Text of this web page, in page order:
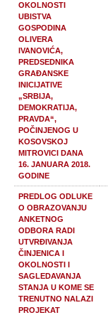
OKOLNOSTI
UBISTVA
GOSPODINA
OLIVERA
IVANOVIĆA,
PREDSEDNIKA
GRAĐANSKE
INICIJATIVE
„SRBIJA,
DEMOKRATIJA,
PRAVDA“,
POČINJENOG U
KOSOVSKOJ
MITROVICI DANA
16. JANUARA 2018.
GODINE
PREDLOG ODLUKE
O OBRAZOVANJU
ANKETNOG
ODBORA RADI
UTVRĐIVANJA
ČINJENICA I
OKOLNOSTI I
SAGLEDAVANJA
STANJA U KOME SE
TRENUTNO NALAZI
PROJEKAT